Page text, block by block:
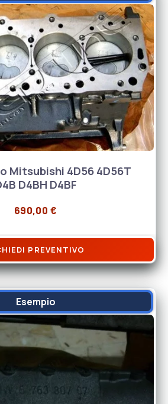
Mitsubishi 4D56 4D56T
D4BH D4BF
690,00 €
PREVENTIVO
Esempio